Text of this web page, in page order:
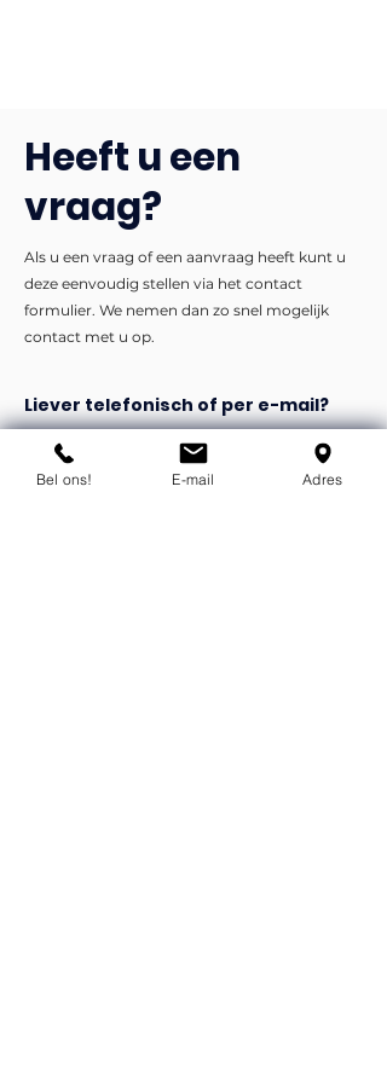
Heeft u een
vraag?
Als u een vraag of een aanvraag heeft kunt u
deze eenvoudig stellen via het contact
formulier. We nemen dan zo snel mogelijk
contact met u op.
Liever telefonisch of per e-mail?
info@flexind.nl
+31(0)85 23 69 922
Bel ons! E-mail Adres